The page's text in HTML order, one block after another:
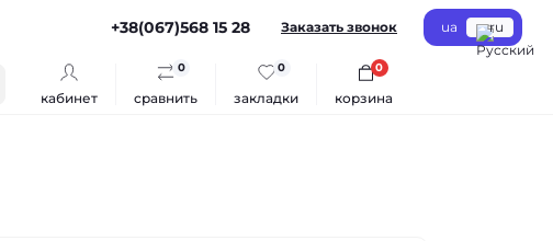
+38(067)568 15 28 Заказать звонок ua ru
кабинет сравнить
0
закладки
0
корзина
0